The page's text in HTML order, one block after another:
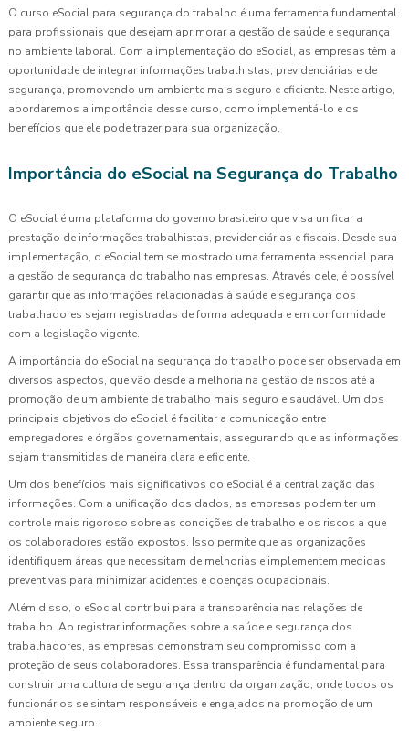
O curso eSocial para segurança do trabalho é uma ferramenta fundamental
para profissionais que desejam aprimorar a gestão de saúde e segurança
no ambiente laboral. Com a implementação do eSocial, as empresas têm a
oportunidade de integrar informações trabalhistas, previdenciárias e de
segurança, promovendo um ambiente mais seguro e eficiente. Neste artigo,
abordaremos a importância desse curso, como implementá-lo e os
benefícios que ele pode trazer para sua organização.
Importância do eSocial na Segurança do Trabalho
O eSocial é uma plataforma do governo brasileiro que visa unificar a
prestação de informações trabalhistas, previdenciárias e fiscais. Desde sua
implementação, o eSocial tem se mostrado uma ferramenta essencial para
a gestão de segurança do trabalho nas empresas. Através dele, é possível
garantir que as informações relacionadas à saúde e segurança dos
trabalhadores sejam registradas de forma adequada e em conformidade
com a legislação vigente.
A importância do eSocial na segurança do trabalho pode ser observada em
diversos aspectos, que vão desde a melhoria na gestão de riscos até a
promoção de um ambiente de trabalho mais seguro e saudável. Um dos
principais objetivos do eSocial é facilitar a comunicação entre
empregadores e órgãos governamentais, assegurando que as informações
sejam transmitidas de maneira clara e eficiente.
Um dos benefícios mais significativos do eSocial é a centralização das
informações. Com a unificação dos dados, as empresas podem ter um
controle mais rigoroso sobre as condições de trabalho e os riscos a que
os colaboradores estão expostos. Isso permite que as organizações
identifiquem áreas que necessitam de melhorias e implementem medidas
preventivas para minimizar acidentes e doenças ocupacionais.
Além disso, o eSocial contribui para a transparência nas relações de
trabalho. Ao registrar informações sobre a saúde e segurança dos
trabalhadores, as empresas demonstram seu compromisso com a
proteção de seus colaboradores. Essa transparência é fundamental para
construir uma cultura de segurança dentro da organização, onde todos os
funcionários se sintam responsáveis e engajados na promoção de um
ambiente seguro.